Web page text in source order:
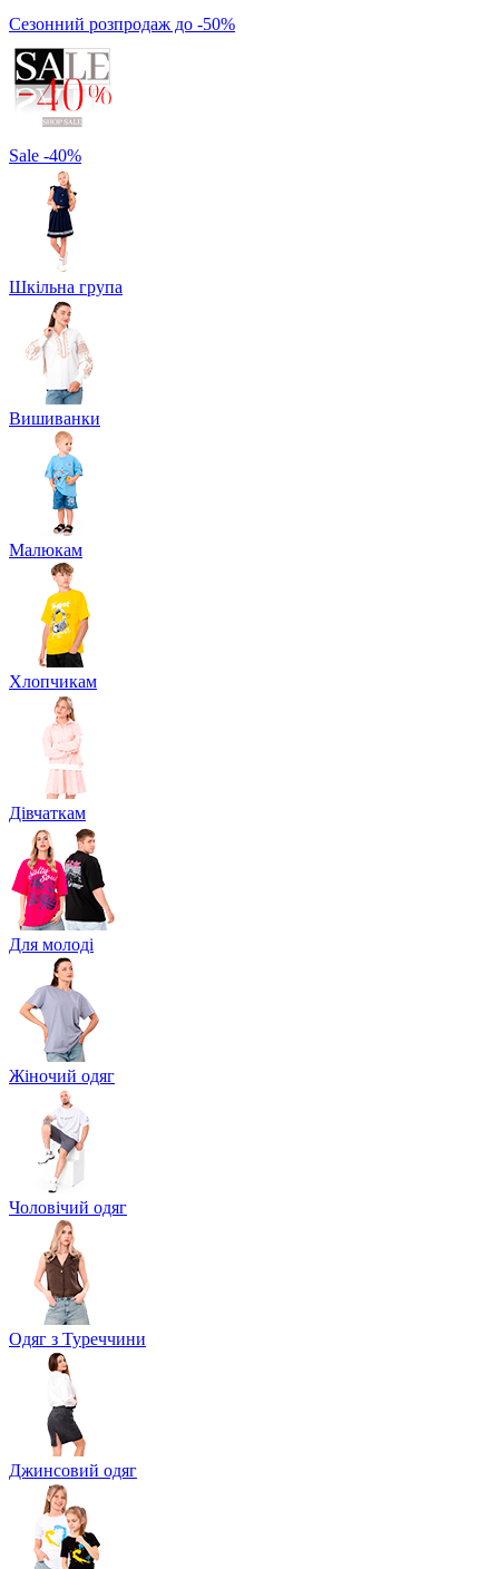
Сезонний розпродаж до -50%
Sale -40%
Шкільна група
Вишиванки
Малюкам
Хлопчикам
Дівчаткам
Для молоді
Жіночий одяг
Чоловічий одяг
Одяг з Туреччини
Джинсовий одяг